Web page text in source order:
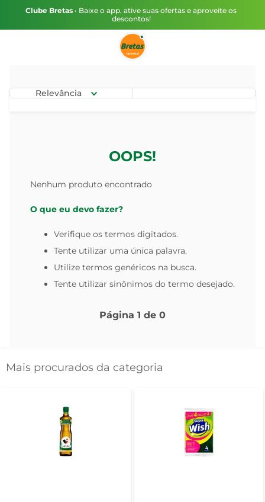
Clube Bretas • Baixe o app, ative suas ofertas e aproveite os
descontos!
Relevância
OOPS!
Nenhum produto encontrado
O que eu devo fazer?
Verifique os termos digitados.
Tente utilizar uma única palavra.
Utilize termos genéricos na busca.
Tente utilizar sinônimos do termo desejado.
Página 1 de 0
Mais procurados da categoria